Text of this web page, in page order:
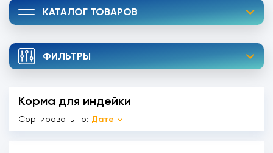
КАТАЛОГ ТОВАРОВ
ФИЛЬТРЫ
Корма для индейки
Сортировать по: Дате